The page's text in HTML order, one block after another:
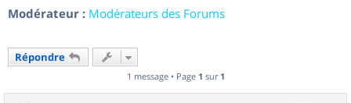
Modérateur : Modérateurs des Forums
Répondre
1 message • Page 1 sur 1